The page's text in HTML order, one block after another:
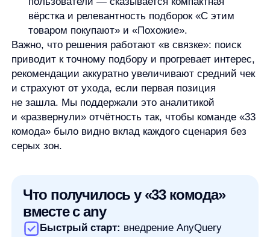
Расскажем как повысить
выручку в вашем
интернет-магазине
Согласен на получениерассылки с новостями AI от Any
Свяжитесь со мной